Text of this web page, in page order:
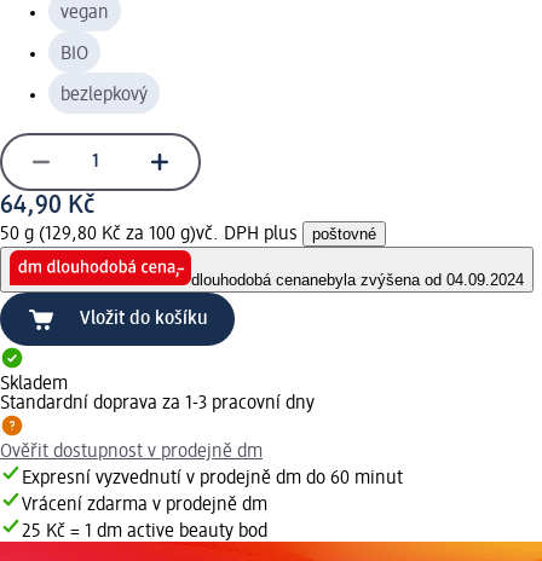
vegan
BIO
bezlepkový
64,90 Kč
50 g (129,80 Kč za 100 g)vč. DPH plus poštovné
dlouhodobá cenanebyla zvýšena od 04.09.2024
Vložit do košíku
Skladem
Standardní doprava za 1-3 pracovní dny
Ověřit dostupnost v prodejně dm
Expresní vyzvednutí v prodejně dm do 60 minut
Vrácení zdarma v prodejně dm
25 Kč = 1 dm active beauty bod